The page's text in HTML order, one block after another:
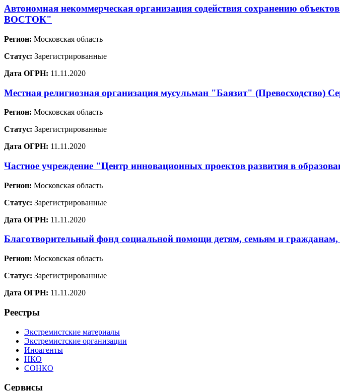
Автономная некоммерческая организация содействия сохранению
ВОСТОК"
Регион: Московская область
Статус: Зарегистрированные
Дата ОГРН: 11.11.2020
Местная религиозная организация мусульман "Баязит" (Превосходство)
Регион: Московская область
Статус: Зарегистрированные
Дата ОГРН: 11.11.2020
Частное учреждение "Центр инновационных проектов развития в
Регион: Московская область
Статус: Зарегистрированные
Дата ОГРН: 11.11.2020
Благотворительный фонд социальной помощи детям, семьям и
Регион: Московская область
Статус: Зарегистрированные
Дата ОГРН: 11.11.2020
Реестры
Экстремистские материалы
Экстремистские организации
Иноагенты
НКО
СОНКО
Сервисы